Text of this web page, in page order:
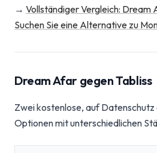
→ Vollständiger Vergleich: Dream
Suchen Sie eine Alternative zu
Dream Afar gegen Tabliss
Zwei kostenlose, auf
Optionen mit unterschiedlichen